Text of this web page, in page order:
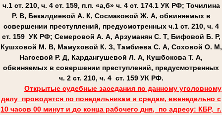
ч.1 ст. 210, ч. 4 ст. 159, п.п. «а,б» ч. 4 ст. 174.1 УК РФ; Точилина
Р. В, Бекалдиевой А. К, Сосмаковой Ж. А, обвиняемых в
совершении преступлений, предусмотренных ч.1 ст. 210, ч. 4
ст. 159 УК РФ; Семеровой А. А, Арзуманян С. Т, Бифовой Б. Р,
Кушховой М. В, Мамуховой К. З, Тамбиева С. А, Соховой О. М,
Нагоевой Р. Д, Кардангушевой Л. А, Кушбокова Т. А,
обвиняемых в совершении преступлений, предусмотренных
ч. 2 ст. 210, ч. 4 ст. 159 УК РФ.
Открытые судебные заседания по данному уголовному
делу проводятся по понедельникам и средам, еженедельно с
10 часов 00 минут и до конца рабочего дня, по адресу: КБР, г.